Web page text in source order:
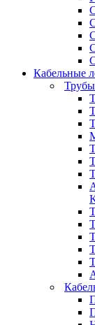
Кабельные